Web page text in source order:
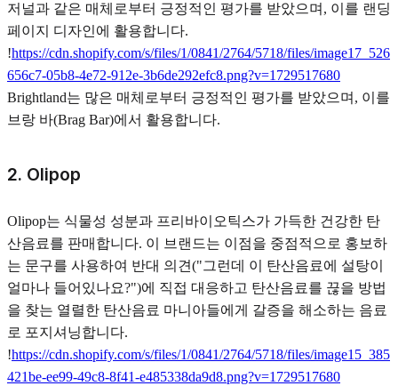
저널과 같은 매체로부터 긍정적인 평가를 받았으며, 이를 랜딩
페이지 디자인에 활용합니다.
!https://cdn.shopify.com/s/files/1/0841/2764/5718/files/image17_526
656c7-05b8-4e72-912e-3b6de292efc8.png?v=1729517680
Brightland는 많은 매체로부터 긍정적인 평가를 받았으며, 이를
브랑 바(Brag Bar)에서 활용합니다.
2. Olipop
Olipop는 식물성 성분과 프리바이오틱스가 가득한 건강한 탄
산음료를 판매합니다. 이 브랜드는 이점을 중점적으로 홍보하
는 문구를 사용하여 반대 의견("그런데 이 탄산음료에 설탕이
얼마나 들어있나요?")에 직접 대응하고 탄산음료를 끊을 방법
을 찾는 열렬한 탄산음료 마니아들에게 갈증을 해소하는 음료
로 포지셔닝합니다.
!https://cdn.shopify.com/s/files/1/0841/2764/5718/files/image15_385
421be-ee99-49c8-8f41-e485338da9d8.png?v=1729517680